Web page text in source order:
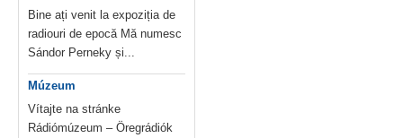
Bine ați venit la expoziția de
radiouri de epocă Mă numesc
Sándor Perneky și...
Múzeum
Vítajte na stránke
Rádiómúzeum – Öregrádiók